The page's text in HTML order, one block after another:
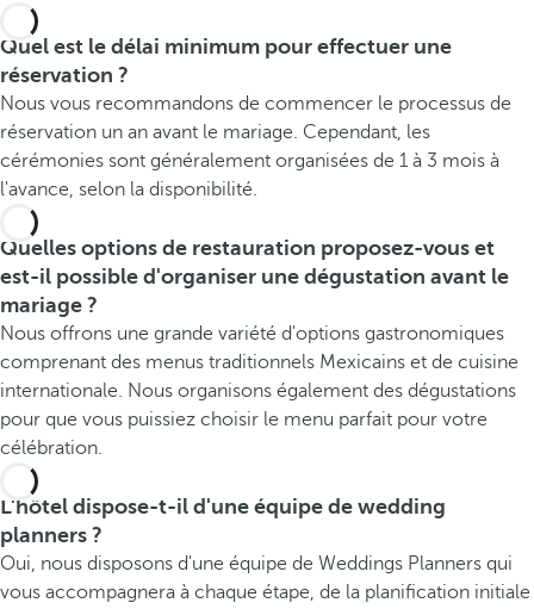
Quel est le délai minimum pour effectuer une
réservation ?
Nous vous recommandons de commencer le processus de
réservation un an avant le mariage. Cependant, les
cérémonies sont généralement organisées de 1 à 3 mois à
l'avance, selon la disponibilité.
Quelles options de restauration proposez-vous et
est-il possible d'organiser une dégustation avant le
mariage ?
Nous offrons une grande variété d'options gastronomiques
comprenant des menus traditionnels Mexicains et de cuisine
internationale. Nous organisons également des dégustations
pour que vous puissiez choisir le menu parfait pour votre
célébration.
L'hôtel dispose-t-il d'une équipe de wedding
planners ?
Oui, nous disposons d'une équipe de Weddings Planners qui
vous accompagnera à chaque étape, de la planification initiale